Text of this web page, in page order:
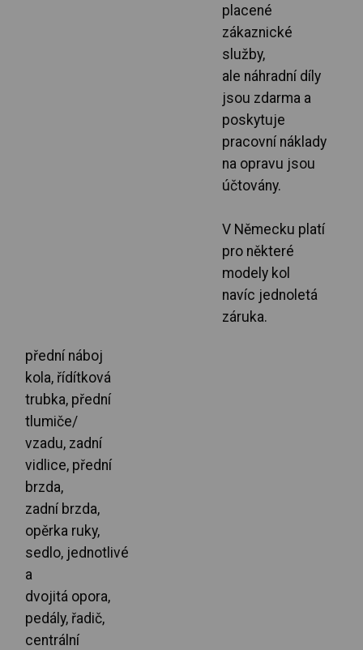
placené
zákaznické
služby,
ale náhradní díly
jsou zdarma a
poskytuje
pracovní náklady
na opravu jsou
účtovány.
V Německu platí
pro některé
modely kol
navíc jednoletá
záruka.
přední náboj
kola, řídítková
trubka, přední
tlumiče/
vzadu, zadní
vidlice, přední
brzda,
zadní brzda,
opěrka ruky,
sedlo, jednotlivé
a
dvojitá opora,
pedály, řadič,
centrální